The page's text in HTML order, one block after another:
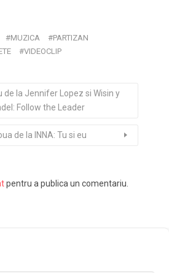
MUZICA
PARTIZAN
VIDEOCLIP
de la Jennifer Lopez si Wisin y
Follow the Leader
de la INNA: Tu si eu
pentru a publica un comentariu.